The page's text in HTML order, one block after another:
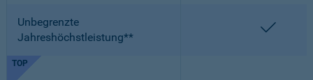
Unbegrenzte
Jahreshöchstleistung**
TOP